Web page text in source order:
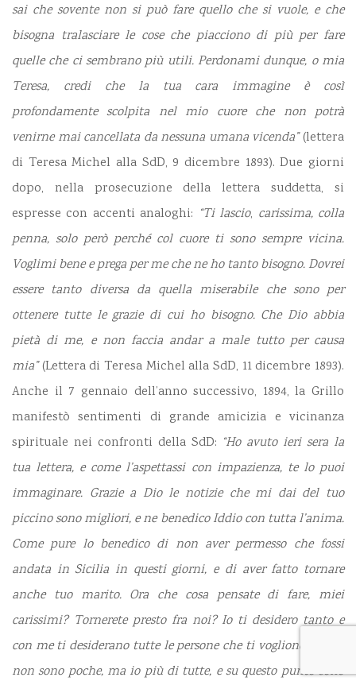
sai che sovente non si può fare quello che si vuole, e che
bisogna tralasciare le cose che piacciono di più per fare
quelle che ci sembrano più utili. Perdonami dunque, o mia
Teresa, credi che la tua cara immagine è così
profondamente scolpita nel mio cuore che non potrà
venirne mai cancellata da nessuna umana vicenda”(lettera
di Teresa Michel alla SdD, 9 dicembre 1893). Due giorni
dopo, nella prosecuzione della lettera suddetta, si
espresse con accenti analoghi: “Ti lascio, carissima, colla
penna, solo però perché col cuore ti sono sempre vicina.
Voglimi bene e prega per me che ne ho tanto bisogno. Dovrei
essere tanto diversa da quella miserabile che sono per
ottenere tutte le grazie di cui ho bisogno. Che Dio abbia
pietà di me, e non faccia andar a male tutto per causa
mia”(Lettera di Teresa Michel alla SdD, 11 dicembre 1893).
Anche il 7 gennaio dell’anno successivo, 1894, la Grillo
manifestò sentimenti di grande amicizia e vicinanza
spirituale nei confronti della SdD: “Ho avuto ieri sera la
tua lettera, e come l’aspettassi con impazienza, te lo puoi
immaginare. Grazie a Dio le notizie che mi dai del tuo
piccino sono migliori, e ne benedico Iddio con tutta l’anima.
Come pure lo benedico di non aver permesso che fossi
andata in Sicilia in questi giorni, e di aver fatto tornare
anche tuo marito. Ora che cosa pensate di fare, miei
carissimi? Tornerete presto fra noi? Io ti desidero tanto e
con me ti desiderano tutte le persone che ti vogliono bene e
non sono poche, ma io più di tutte, e su questo punto sono